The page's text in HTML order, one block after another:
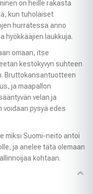
on heille rakasta
kun tuholaiset
hurratessa anno
hyökkääjien laukkuja.
omaan, itse
kestokyvyn suhteen
Bruttokansantuotteen
ja maapallon
velan ja
pysyä edes
miksi Suomi-neito antoi
ja anelee tätä olemaan
kohtaan.